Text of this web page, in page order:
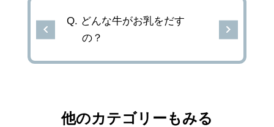
どんな牛がお乳をだす
の？
他のカテゴリーもみる